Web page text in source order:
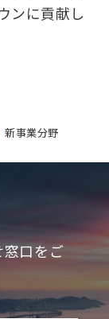
ンに貢献し
新事業分野
窓口をご